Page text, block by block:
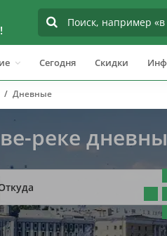
Сегодня Скидки
Дневные
реке